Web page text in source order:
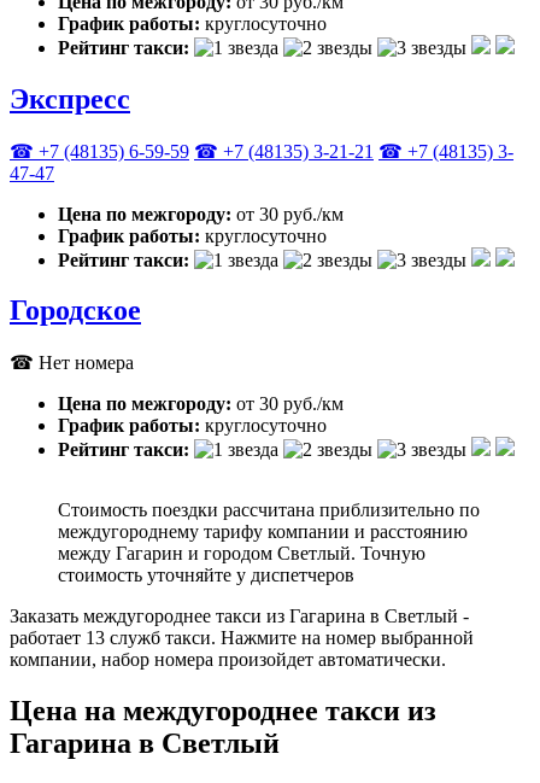
График работы: круглосуточно
Рейтинг такси:
Экспресс
☎ +7 (48135) 6-59-59 ☎ +7 (48135) 3-21-21 ☎ +7 (48135) 3-
47-47
Цена по межгороду: от 30 руб./км
График работы: круглосуточно
Рейтинг такси:
Городское
☎ Нет номера
Цена по межгороду: от 30 руб./км
График работы: круглосуточно
Рейтинг такси:
Стоимость поездки рассчитана приблизительно по
междугороднему тарифу компании и расстоянию
между Гагарин и городом Светлый. Точную
стоимость уточняйте у диспетчеров
Заказать междугороднее такси из Гагарина в Светлый -
работает 13 служб такси. Нажмите на номер выбранной
компании, набор номера произойдет автоматически.
Цена на междугороднее такси из
Гагарина в Светлый